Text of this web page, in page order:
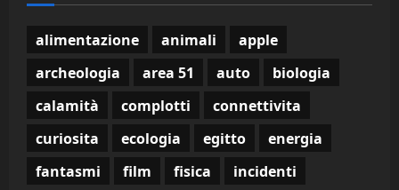
alimentazione animali
apple
archeologia
area 51 auto
biologia
calamità
complotti
connettivita
curiosita
ecologia egitto
energia
fantasmi
film fisica
incidenti